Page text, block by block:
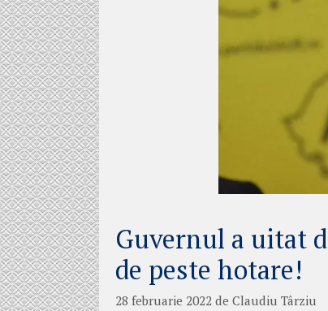
Guvernul a uitat
de peste hotare!
28 februarie 2022 de Claudiu Târziu